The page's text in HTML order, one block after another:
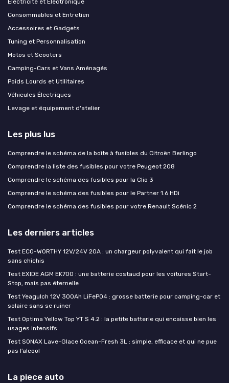
Consommables et Entretien
Accessoires et Gadgets
Tuning et Personnalisation
Motos et Scooters
Camping-Cars et Vans Aménagés
Poids Lourds et Utilitaires
Véhicules Électriques
Levage et équipement d'atelier
Les plus lus
Comprendre le schéma de la boîte à fusibles du Citroën Berlingo
Comprendre la liste des fusibles pour votre Peugeot 208
Comprendre le schéma des fusibles pour la Clio 3
Comprendre le schéma des fusibles pour le Partner 1.6 HDi
Comprendre le schéma des fusibles pour votre Renault Scénic 2
Les derniers articles
Test ECO-WORTHY 12V/24V 20A : un chargeur polyvalent qui fait le job
sans chichis
Test EXIDE AGM EK700 : une batterie costaud pour les voitures Start-
Stop, mais pas éternelle
Test Yeagulch 12V 300Ah LiFePO4 : grosse batterie pour camping-car et
solaire sans se ruiner
Test Optima Yellow Top YT S 4.2 : la petite batterie qui encaisse bien les
usages intensifs
Test SONAX Lave-Glace Ocean-Fresh 3L : simple, efficace et qui ne pue
pas l’alcool
La piece auto